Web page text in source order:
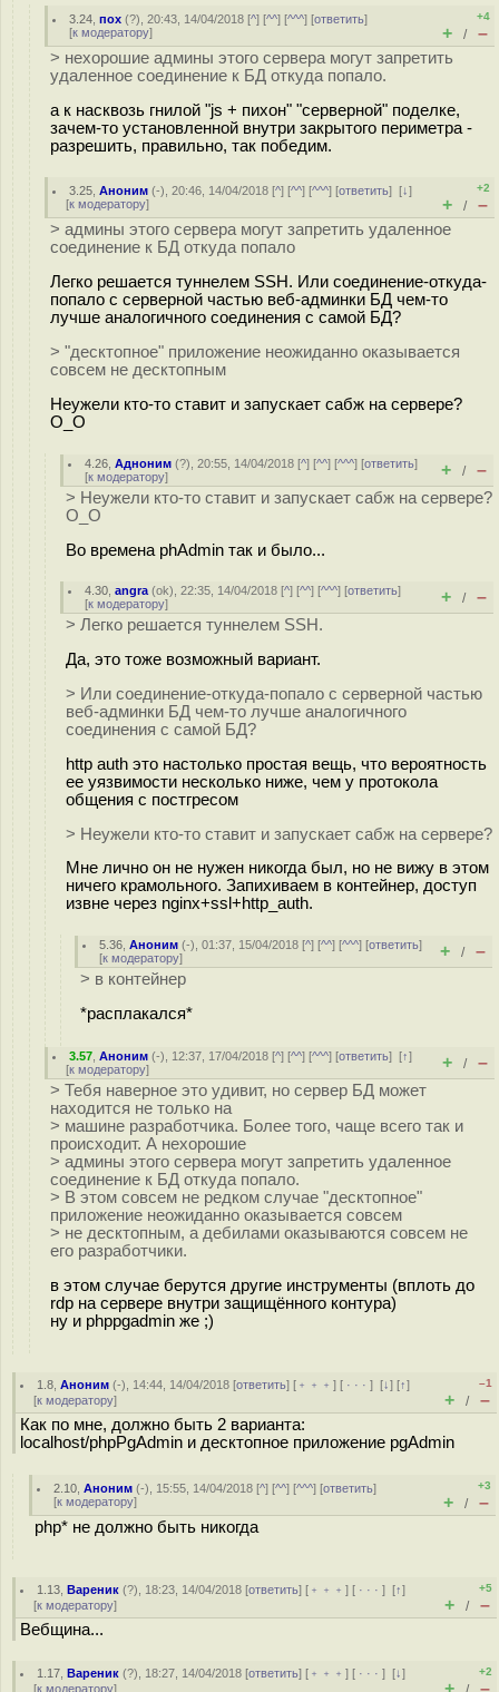
3.24 ,пох (?), 20:43, 14/04/2018 [^] [^^] [^^^] [ответить]
[к модератору]
+4
+ / –
> нехорошие админы этого сервера могут запретить
удаленное соединение к БД откуда попало.
а к насквозь гнилой "js + пихон" "серверной" поделке,
зачем-то установленной внутри закрытого периметра -
разрешить, правильно, так победим.
3.25 ,Аноним (-), 20:46, 14/04/2018 [^] [^^] [^^^] [ответить][↓]
[к модератору]
+2
+ / –
> админы этого сервера могут запретить удаленное
соединение к БД откуда попало
Легко решается туннелем SSH. Или соединение-откуда-
попало с серверной частью веб-админки БД чем-то
лучше аналогичного соединения с самой БД?
> "десктопное" приложение неожиданно оказывается
совсем не десктопным
Неужели кто-то ставит и запускает сабж на сервере?
O_O
4.26 ,Адноним (?), 20:55, 14/04/2018 [^] [^^] [^^^] [ответить]
[к модератору] + / –
> Неужели кто-то ставит и запускает сабж на сервере?
O_O
Во времена phAdmin так и было...
4.30 ,angra (ok), 22:35, 14/04/2018 [^] [^^] [^^^] [ответить]
[к модератору] + / –
> Легко решается туннелем SSH.
Да, это тоже возможный вариант.
> Или соединение-откуда-попало с серверной частью
веб-админки БД чем-то лучше аналогичного
соединения с самой БД?
http auth это настолько простая вещь, что вероятность
ее уязвимости несколько ниже, чем у протокола
общения с постгресом
> Неужели кто-то ставит и запускает сабж на сервере?
Мне лично он не нужен никогда был, но не вижу в этом
ничего крамольного. Запихиваем в контейнер, доступ
извне через nginx+ssl+http_auth.
5.36 ,Аноним (-), 01:37, 15/04/2018 [^] [^^] [^^^] [ответить]
[к модератору] + / –
> в контейнер
*расплакался*
3.57 ,Аноним (-), 12:37, 17/04/2018 [^] [^^] [^^^] [ответить][↑]
[к модератору] + / –
> Тебя наверное это удивит, но сервер БД может
находится не только на
> машине разработчика. Более того, чаще всего так и
происходит. А нехорошие
> админы этого сервера могут запретить удаленное
соединение к БД откуда попало.
> В этом совсем не редком случае "десктопное"
приложение неожиданно оказывается совсем
> не десктопным, а дeбилами оказываются совсем не
его разработчики.
в этом случае берутся другие инструменты (вплоть до
rdp на сервере внутри защищённого контура)
ну и phppgadmin же ;)
1.8 ,Аноним (-), 14:44, 14/04/2018 [ответить] [ ﹢﹢﹢] [ · · ·][↓] [↑]
[к модератору]
–1
+ / –
Как по мне, должно быть 2 варианта:
localhost/phpPgAdmin и десктопное приложение pgAdmin
2.10 ,Аноним (-), 15:55, 14/04/2018 [^] [^^] [^^^] [ответить]
[к модератору]
+3
+ / –
php* не должно быть никогда
1.13 ,Вареник (?), 18:23, 14/04/2018 [ответить] [ ﹢﹢﹢] [ · · ·][↑]
[к модератору]
+5
+ / –
Вебщина...
1.17 ,Вареник (?), 18:27, 14/04/2018 [ответить] [ ﹢﹢﹢] [ · · ·][↓]
[к модератору]
+2
+ –